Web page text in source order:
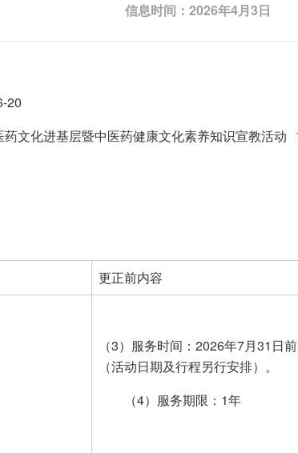
信息时间：2026年4月3日
20
文化进基层暨中医药健康文化素养知识宣教活
更正前内容
（3）服务时间：2026年7月31日
（活动日期及行程另行安排）。
（4）服务期限：1年